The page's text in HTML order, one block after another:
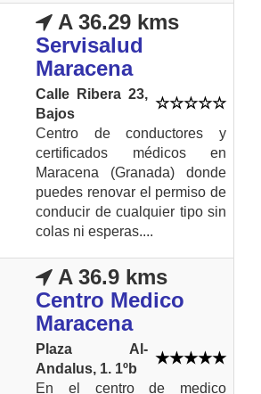
A 36.29 kms
Servisalud
Maracena
Calle Ribera 23,
Bajos
Centro de conductores y
certificados médicos en
Maracena (Granada) donde
puedes renovar el permiso de
conducir de cualquier tipo sin
colas ni esperas....
A 36.9 kms
Centro Medico
Maracena
Plaza Al-
Andalus, 1. 1ºb
En el centro de medico